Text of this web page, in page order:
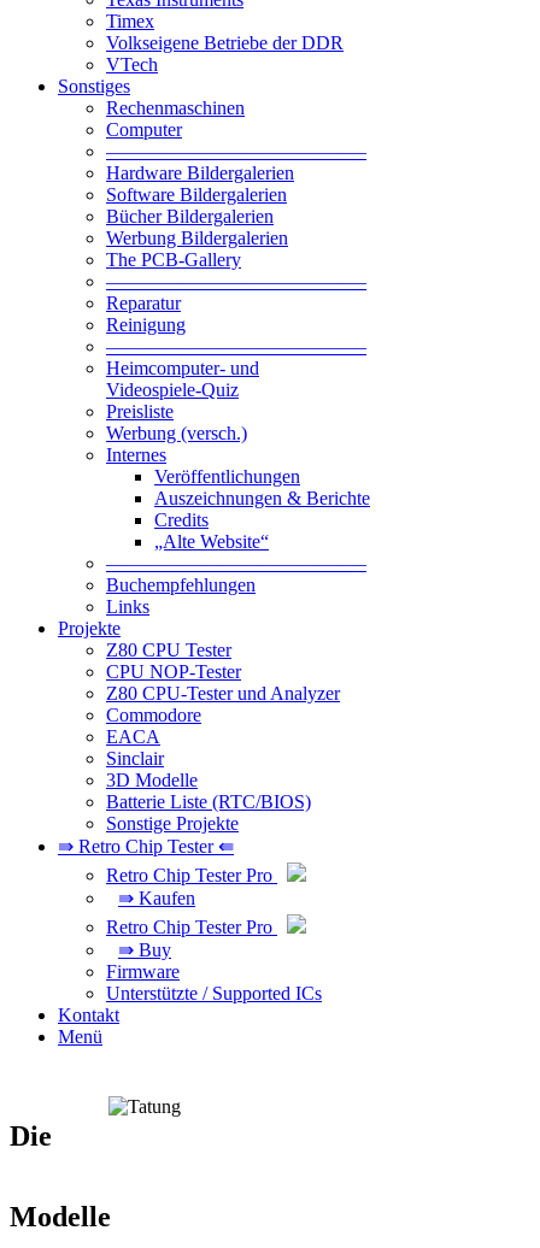
Timex
Volkseigene Betriebe der DDR
VTech
Sonstiges
Rechenmaschinen
Computer
—————————————–
Hardware Bildergalerien
Software Bildergalerien
Bücher Bildergalerien
Werbung Bildergalerien
The PCB-Gallery
—————————————–
Reparatur
Reinigung
—————————————–
Heimcomputer- und
Videospiele-Quiz
Preisliste
Werbung (versch.)
Internes
Veröffentlichungen
Auszeichnungen & Berichte
Credits
„Alte Website“
—————————————–
Buchempfehlungen
Links
Projekte
Z80 CPU Tester
CPU NOP-Tester
Z80 CPU-Tester und Analyzer
Commodore
EACA
Sinclair
3D Modelle
Batterie Liste (RTC/BIOS)
Sonstige Projekte
⇛ Retro Chip Tester ⇚
Retro Chip Tester Pro
⇛ Kaufen
Retro Chip Tester Pro
⇛ Buy
Firmware
Unterstützte / Supported ICs
Kontakt
Menü
Die
Modelle